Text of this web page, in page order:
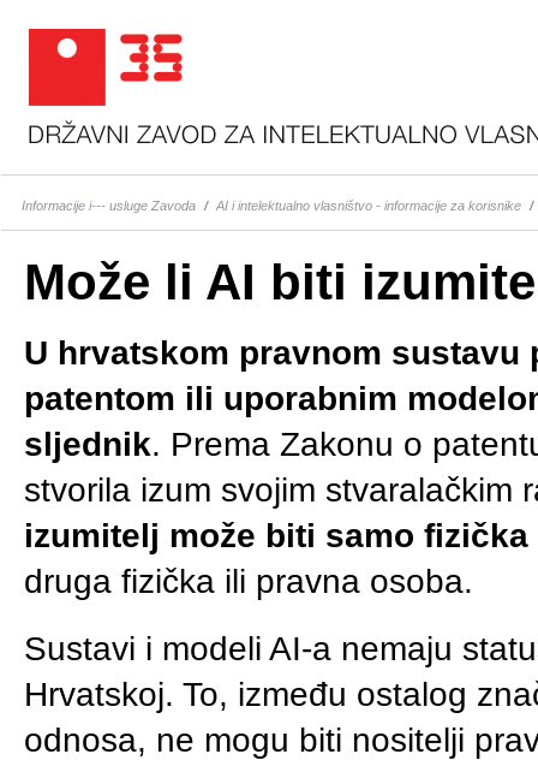
Informacije i--- usluge Zavoda / AI i intelektualno vlasništvo - informacije za korisnike /
Može li AI biti
U hrvatskom pravnom sustavu
patentom ili uporabnim
sljednik. Prema Zakonu o
stvorila izum svojim stvaralačkim
izumitelj može biti samo fizička
druga fizička ili pravna osoba.
Sustavi i modeli AI-a nemaju
Hrvatskoj. To, između ostalog
odnosa, ne mogu biti nositelji